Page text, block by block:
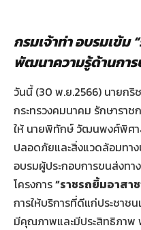
กรมเจ้าท่า อบรมเข้ม
พัฒนาความรู้ด้านกา
วันนี้ (30 พ.ย.2566) นายกริ
กระทรวงคมนาคม รักษารา
ให้ นายพิทักษ์ วัฒนพงศ์พิศา
ปลอดภัยและสิ่งแวดล้อมทาง
อบรมผู้ประกอบการขนส่งทา
โครงการ“ราชรถยิ้มอาสาช
การให้บริการที่ดีแก่ประชาช
มีคุณภาพและมีประสิทธิภาพ